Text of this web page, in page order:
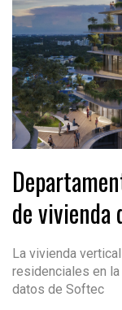
de vivienda
La vivienda
residenciales en
datos de Softec